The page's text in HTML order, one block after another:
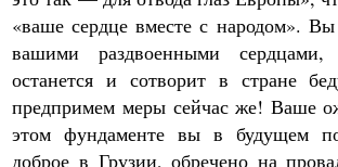
«ваше сердце вместе с народом».
вашими раздвоенными
останется и сотворит в стране
предпримем меры сейчас же! Ваше
этом фундаменте вы в будущем
доброе в Грузии, обречено на